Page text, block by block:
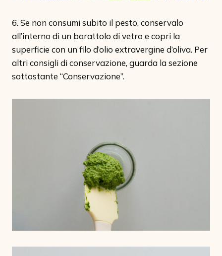
6. Se non consumi subito il pesto, conservalo
all’interno di un barattolo di vetro e copri la
superficie con un filo d’olio extravergine d’oliva. Per
altri consigli di conservazione, guarda la sezione
sottostante “Conservazione”.